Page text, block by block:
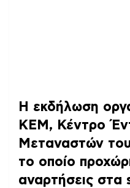
Η εκδήλωση
ΚΕΜ, Κέντρο
Μεταναστών
το οποίο
αναρτήσεις στα